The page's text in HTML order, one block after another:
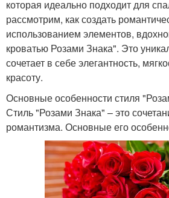
которая идеально подходит для
рассмотрим, как создать
использованием элементов,
кроватью Розами Знака". Это
сочетает в себе элегантность,
красоту.
Основные особенности стиля
Стиль "Розами Знака" – это
романтизма. Основные его